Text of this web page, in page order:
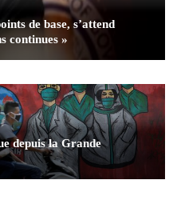
de base, s’attend
continues »
depuis la Grande